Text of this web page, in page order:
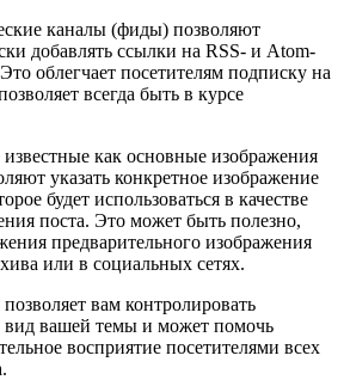
каналы (фиды) позволяют
добавлять ссылки на RSS- и Atom-
облегчает посетителям подписку на
всегда быть в курсе
как основные изображения
указать конкретное изображение
будет использоваться в качестве
поста. Это может быть полезно,
предварительного изображения
или в социальных сетях.
позволяет вам контролировать
вашей темы и может помочь
восприятие посетителями всех